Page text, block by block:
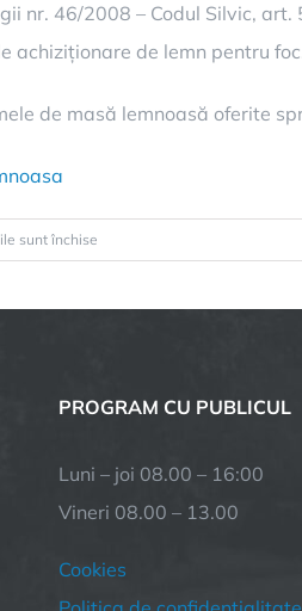
nr. 46/2008 – Codul Silvic,
achiziționare de lemn pentru
de masă lemnoasă oferite
sunt închise
PROGRAM CU PUBLICUL
Luni – joi 08.00 – 16:00
Vineri 08.00 – 13.00
Cookies